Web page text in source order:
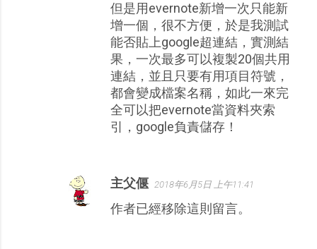
但是用evernote新增一次只能新
增一個，很不方便，於是我測試
能否貼上google超連結，實測結
果，一次最多可以複製20個共用
連結，並且只要有用項目符號，
都會變成檔案名稱，如此一來完
全可以把evernote當資料夾索
引，google負責儲存！
主父偃 2018年6月5日 上午11:41
作者已經移除這則留言。